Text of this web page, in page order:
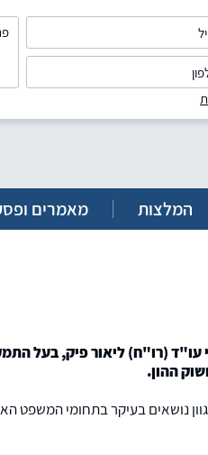
המלצות מאמרים
2003 ומנוהל ע"י עו"ד (רו"ח) ליאור פיק, בעל
נושאים בעיקר בתחומי המשפט